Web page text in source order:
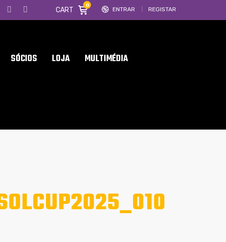
ENTRAR REGISTAR
CART
0
SÓCIOS LOJA MULTIMÉDIA